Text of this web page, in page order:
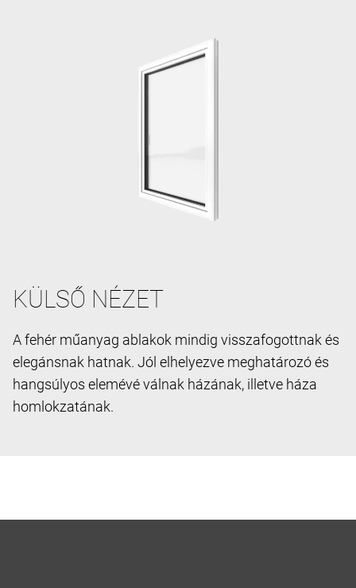
KÜLSŐ NÉZET
A fehér műanyag ablakok mindig visszafogottnak és
elegánsnak hatnak. Jól elhelyezve meghatározó és
hangsúlyos elemévé válnak házának, illetve háza
homlokzatának.